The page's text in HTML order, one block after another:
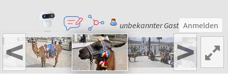
unbekannter Gast Anmelden
< >